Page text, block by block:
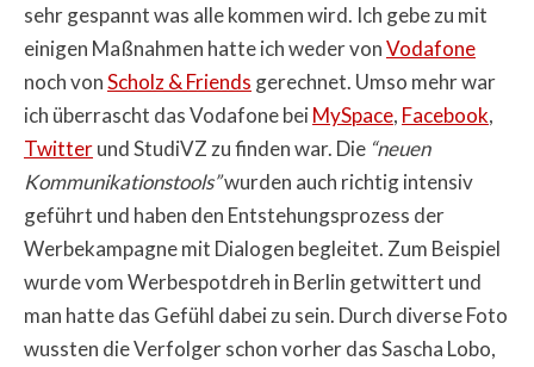
sehr gespannt was alle kommen wird. Ich gebe zu mit
einigen Maßnahmen hatte ich weder vonVodafone
noch vonScholz & Friends gerechnet. Umso mehr war
ich überrascht das Vodafone beiMySpace, Facebook,
Twitterund StudiVZ zu finden war. Die “neuen
Kommunikationstools”wurden auch richtig intensiv
geführt und haben den Entstehungsprozess der
Werbekampagne mit Dialogen begleitet. Zum Beispiel
wurde vom Werbespotdreh in Berlin getwittert und
man hatte das Gefühl dabei zu sein. Durch diverse Foto
wussten die Verfolger schon vorher das Sascha Lobo,